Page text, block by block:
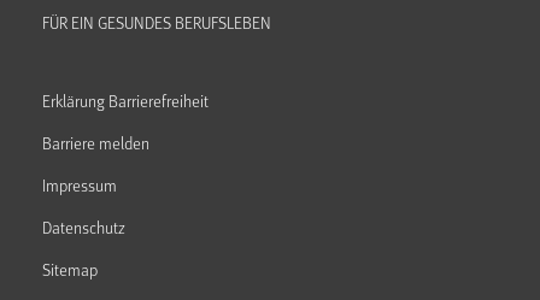
FÜR EIN GESUNDES BERUFSLEBEN
Erklärung Barrierefreiheit
Barriere melden
Impressum
Datenschutz
Sitemap